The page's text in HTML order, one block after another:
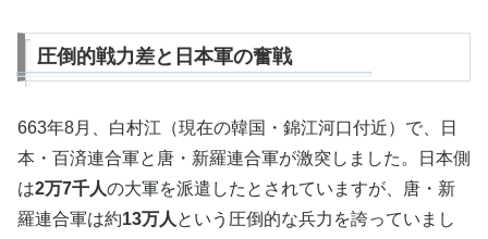
圧倒的戦力差と日本軍の奮戦
663年8月、白村江（現在の韓国・錦江河口付近）で、日
本・百済連合軍と唐・新羅連合軍が激突しました。日本側
は2万7千人の大軍を派遣したとされていますが、唐・新
羅連合軍は約13万人 という圧倒的な兵力を誇っていまし